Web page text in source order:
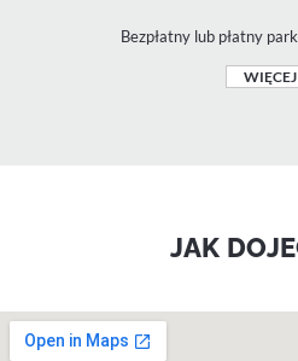
Bezpłatny lub płatny
WIĘCEJ
JAK